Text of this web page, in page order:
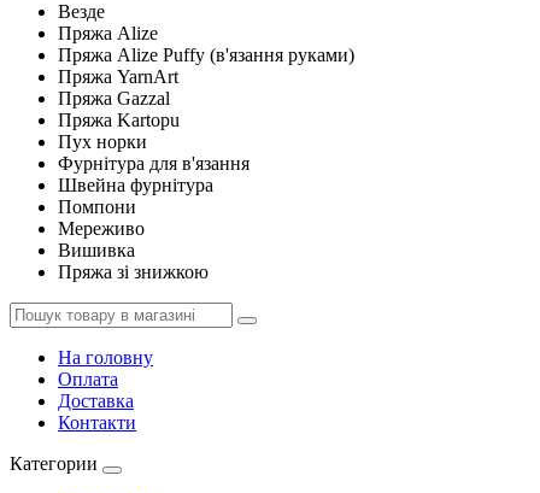
Везде
Пряжа Alize
Пряжа Alize Puffy (в'язання руками)
Пряжа YarnArt
Пряжа Gazzal
Пряжа Kartopu
Пух норки
Фурнітура для в'язання
Швейна фурнітура
Помпони
Мереживо
Вишивка
Пряжа зі знижкою
На головну
Оплата
Доставка
Контакти
Категории